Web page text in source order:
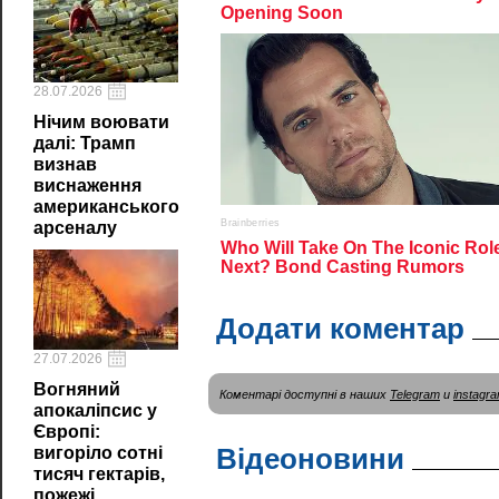
28.07.2026
Нічим воювати
далі: Трамп
визнав
виснаження
американського
арсеналу
27.07.2026
Вогняний
апокаліпсис у
Європі:
вигоріло сотні
тисяч гектарів,
пожежі
Додати коментар
Коментарі доступні в наших Telegram и
Відеоновини